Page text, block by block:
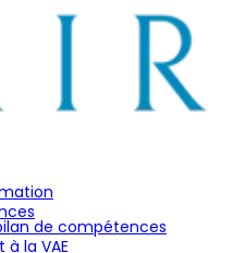
de compétences
la VAE